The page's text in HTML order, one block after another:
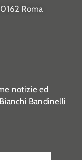
Roma
notizie ed
Bandinelli